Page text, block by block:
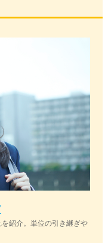
紹介。単位の引き継ぎや